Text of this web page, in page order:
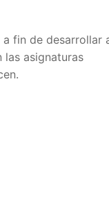
fin de desarrollar
las asignaturas